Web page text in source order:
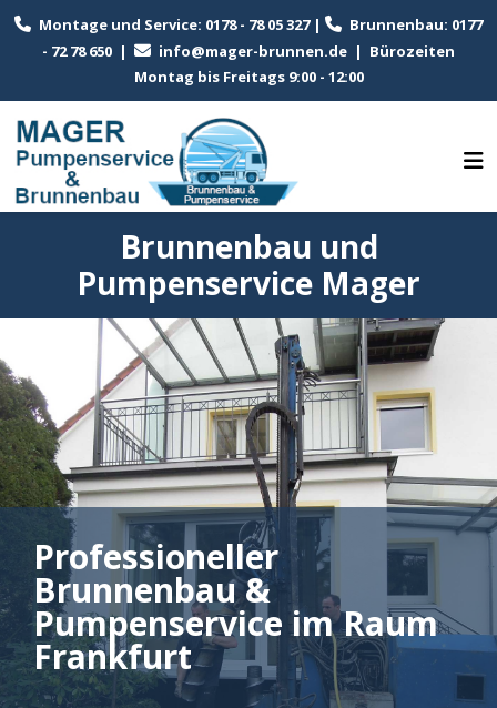
Montage und Service: 0178 - 78 05 327 |
Brunnenbau: 0177
- 72 78 650 |
info@mager-brunnen.de | Bürozeiten
Montag bis Freitags 9:00 - 12:00
Brunnenbau und
Pumpenservice Mager
Professioneller
Brunnenbau &
Pumpenservice im Raum
Frankfurt